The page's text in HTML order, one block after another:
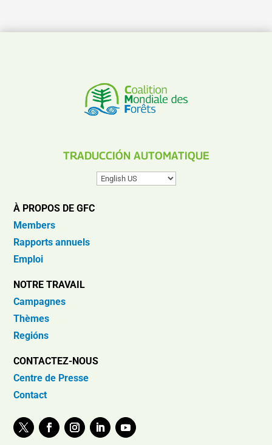
TRADUCCIÓN AUTOMATIQUE
À PROPOS DE GFC
Members
Rapports annuels
Emploi
NOTRE TRAVAIL
Campagnes
Thèmes
Regións
CONTACTEZ-NOUS
Centre de Presse
Contact